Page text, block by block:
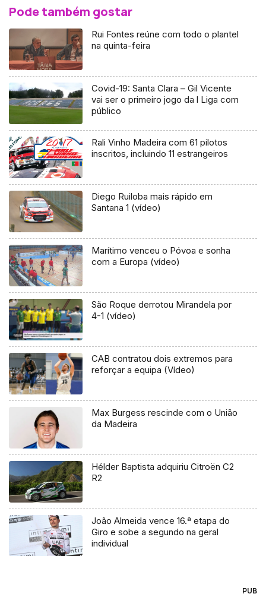
Pode também gostar
Rui Fontes reúne com todo o plantel
na quinta-feira
Covid-19: Santa Clara – Gil Vicente
vai ser o primeiro jogo da l Liga com
público
Rali Vinho Madeira com 61 pilotos
inscritos, incluindo 11 estrangeiros
Diego Ruiloba mais rápido em
Santana 1 (vídeo)
Marítimo venceu o Póvoa e sonha
com a Europa (vídeo)
São Roque derrotou Mirandela por
4-1 (vídeo)
CAB contratou dois extremos para
reforçar a equipa (Vídeo)
Max Burgess rescinde com o União
da Madeira
Hélder Baptista adquiriu Citroën C2
R2
João Almeida vence 16.ª etapa do
Giro e sobe a segundo na geral
individual
PUB